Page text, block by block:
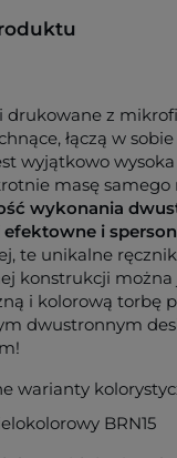
drukowane z
łączą w
wyjątkowo
masę samego
wykonania
efektowne i
te unikalne
konstrukcji można
i kolorową torbę
dwustronnym
warianty
BRN15